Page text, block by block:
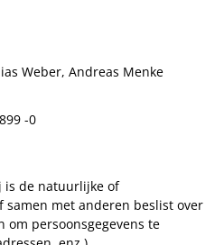
Weber, Andreas Menke
-0
is de natuurlijke of
samen met anderen beslist over
persoonsgegevens te